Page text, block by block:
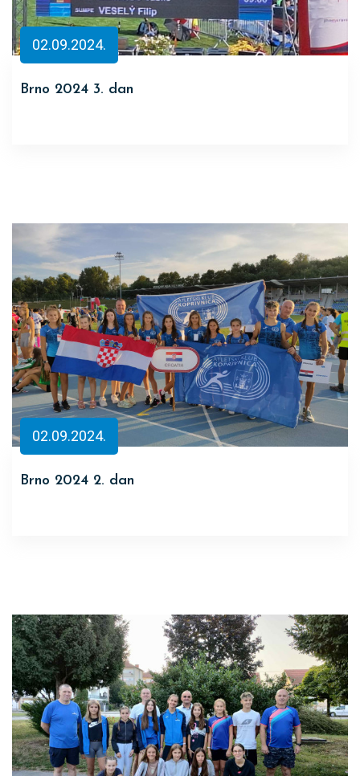
02.09.2024.
Brno 2024 3. dan
02.09.2024.
Brno 2024 2. dan